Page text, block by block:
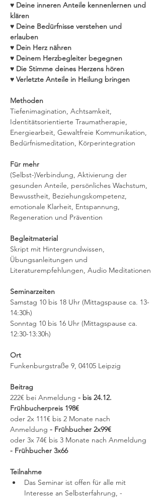
♥️ Deine inneren Anteile kennenlernen und
klären
♥️ Deine Bedürfnisse verstehen und
erlauben
♥️ Dein Herz nähren
♥️ Deinem Herzbegleiter begegnen
♥️ Die Stimme deines Herzens hören
♥️ Verletzte Anteile in Heilung bringen
Methoden
Tiefenimagination, Achtsamkeit,
Identitätsorientierte Traumatherapie,
Energiearbeit, Gewaltfreie Kommunikation,
Bedürfnismeditation, Körperintegration
Für mehr
(Selbst-)Verbindung, Aktivierung der
gesunden Anteile, persönliches Wachstum,
Bewusstheit, Beziehungskompetenz,
emotionale Klarheit, Entspannung,
Regeneration und Prävention
Begleitmaterial
Skript mit Hintergrundwissen,
Übungsanleitungen und
Literaturempfehlungen, Audio Meditationen
Seminarzeiten
Samstag 10 bis 18 Uhr (Mittagspause ca. 13-
14:30h)
Sonntag 10 bis 16 Uhr (Mittagspause ca.
12:30-13:30h)
Ort
Funkenburgstraße 9, 04105 Leipzig
Beitrag
222€ bei Anmeldung - bis 24.12.
Frühbucherpreis 198€
oder 2x 111€ bis 2 Monate nach
Anmeldung - Frühbucher 2x99€
oder 3x 74€ bis 3 Monate nach Anmeldung
- Frühbucher 3x66
Teilnahme
Das Seminar ist offen für alle mit
Interesse an Selbsterfahrung, -